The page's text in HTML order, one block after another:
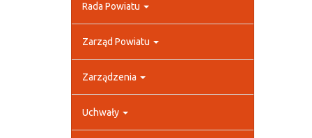
Rada Powiatu
Zarząd Powiatu
Zarządzenia
Uchwały